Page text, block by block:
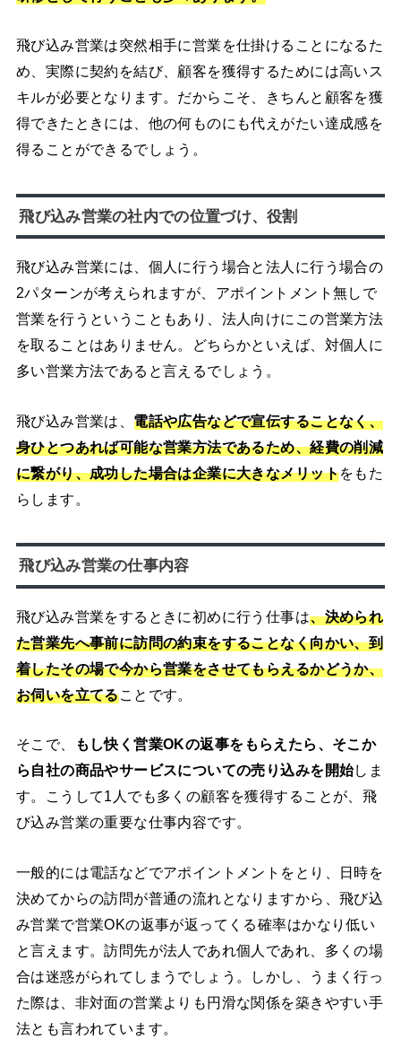
飛び込み営業は突然相手に営業を仕掛けることになるた
め、実際に契約を結び、顧客を獲得するためには高いス
キルが必要となります。だからこそ、きちんと顧客を獲
得できたときには、他の何ものにも代えがたい達成感を
得ることができるでしょう。
飛び込み営業の社内での位置づけ、役割
飛び込み営業には、個人に行う場合と法人に行う場合の
2パターンが考えられますが、アポイントメント無しで
営業を行うということもあり、法人向けにこの営業方法
を取ることはありません。どちらかといえば、対個人に
多い営業方法であると言えるでしょう。
飛び込み営業は、 電話や広告などで宣伝することなく、
身ひとつあれば可能な営業方法であるため、経費の削減
に繋がり、成功した場合は企業に大きなメリットをもた
らします。
飛び込み営業の仕事内容
飛び込み営業をするときに初めに行う仕事は、決められ
た営業先へ事前に訪問の約束をすることなく向かい、到
着したその場で今から営業をさせてもらえるかどうか、
お伺いを立てることです。
そこで、
もし快く営業OKの返事をもらえたら、そこか
ら自社の商品やサービスについての売り込みを開始しま
す。こうして1人でも多くの顧客を獲得することが、飛
び込み営業の重要な仕事内容です。
一般的には電話などでアポイントメントをとり、日時を
決めてからの訪問が普通の流れとなりますから、飛び込
み営業で営業OKの返事が返ってくる確率はかなり低い
と言えます。訪問先が法人であれ個人であれ、多くの場
合は迷惑がられてしまうでしょう。しかし、うまく行っ
た際は、非対面の営業よりも円滑な関係を築きやすい手
法とも言われています。